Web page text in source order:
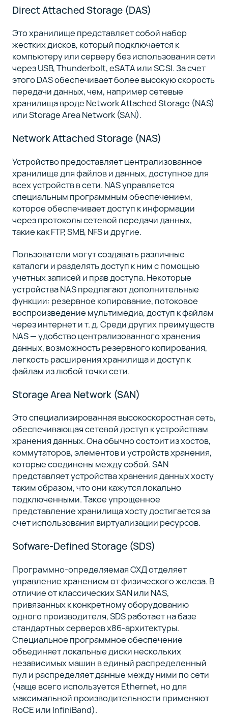
Direct Attached Storage (DAS)
Это хранилище представляет собой набор
жестких дисков, который подключается к
компьютеру или серверу без использования сети
через USB, Thunderbolt, eSATA или SCSI. За счет
этого DAS обеспечивает более высокую скорость
передачи данных, чем, например сетевые
хранилища вроде Network Attached Storage (NAS)
или Storage Area Network (SAN).
Network Attached Storage (NAS)
Устройство предоставляет централизованное
хранилище для файлов и данных, доступное для
всех устройств в сети. NAS управляется
специальным программным обеспечением,
которое обеспечивает доступ к информации
через протоколы сетевой передачи данных,
такие как FTP, SMB, NFS и другие.
Пользователи могут создавать различные
каталоги и разделять доступ к ним с помощью
учетных записей и прав доступа. Некоторые
устройства NAS предлагают дополнительные
функции: резервное копирование, потоковое
воспроизведение мультимедиа, доступ к файлам
через интернет и т. д. Среди других преимуществ
NAS — удобство централизованного хранения
данных, возможность резервного копирования,
легкость расширения хранилища и доступ к
файлам из любой точки сети.
Storage Area Network (SAN)
Это специализированная высокоскоростная сеть,
обеспечивающая сетевой доступ к устройствам
хранения данных. Она обычно состоит из хостов,
коммутаторов, элементов и устройств хранения,
которые соединены между собой. SAN
представляет устройства хранения данных хосту
таким образом, что они кажутся локально
подключенными. Такое упрощенное
представление хранилища хосту достигается за
счет использования виртуализации ресурсов.
Sofware-Defined Storage (SDS)
Программно-определяемая СХД отделяет
управление хранением от физического железа. В
отличие от классических SAN или NAS,
привязанных к конкретному оборудованию
одного производителя, SDS работает на базе
стандартных серверов x86-архитектуры.
Специальное программное обеспечение
объединяет локальные диски нескольких
независимых машин в единый распределенный
пул и распределяет данные между ними по сети
(чаще всего используется Ethernet, но для
максимальной производительности применяют
RoCE или InfiniBand).